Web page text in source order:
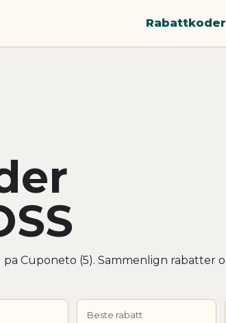
Rabattkoder
Cuponeto (5). Sammenlign rabatter
Beste rabatt